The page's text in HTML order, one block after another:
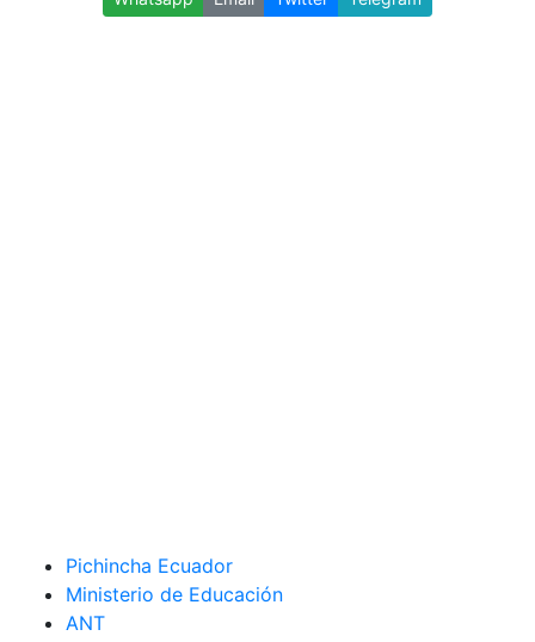
Pichincha Ecuador
Ministerio de Educación
ANT